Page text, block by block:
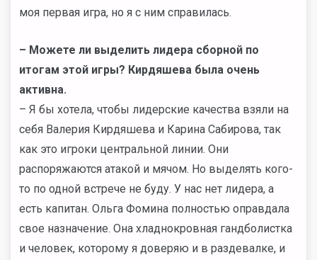
моя первая игра, но я с ним справилась.
– Можете ли выделить лидера сборной по
итогам этой игры? Кирдяшева была очень
активна.
– Я бы хотела, чтобы лидерские качества взяли на
себя Валерия Кирдяшева и Карина Сабирова, так
как это игроки центральной линии. Они
распоряжаются атакой и мячом. Но выделять кого-
то по одной встрече не буду. У нас нет лидера, а
есть капитан. Ольга Фомина полностью оправдала
свое назначение. Она хладнокровная гандболистка
и человек, которому я доверяю и в раздевалке, и